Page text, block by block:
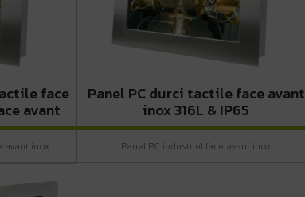
face
avant
avant inox
Panel PC durci tactile face avant
inox 316L & IP65
Panel PC industriel face avant inox